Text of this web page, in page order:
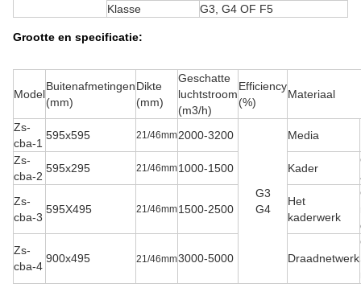
Klasse
G3, G4 OF F5
Grootte en specificatie:
Model
Buitenafmetingen
(mm)
Dikte
(mm)
Geschatte
luchtstroom
(m3/h)
Efficiency
(%)
Materiaal
Zs-
cba-1
595x595 21/46mm2000-3200
G3
G4
Media
Zs-
cba-2
595x295 21/46mm1000-1500 Kader
Zs-
cba-3
595X495 21/46mm1500-2500
Het
kaderwerk
Zs-
cba-4
900x495 21/46mm3000-5000 Draadnetwerk